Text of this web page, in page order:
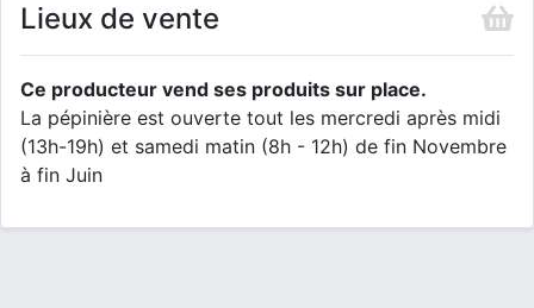
Lieux de vente
Ce producteur vend ses produits sur place.
La pépinière est ouverte tout les mercredi après midi
(13h-19h) et samedi matin (8h - 12h) de fin Novembre
à fin Juin